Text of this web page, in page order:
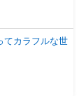
てカラフルな世